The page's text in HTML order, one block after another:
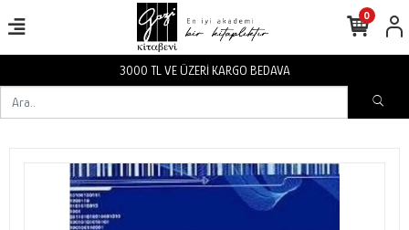
3000 TL VE ÜZERİ KARGO BEDAVA
0